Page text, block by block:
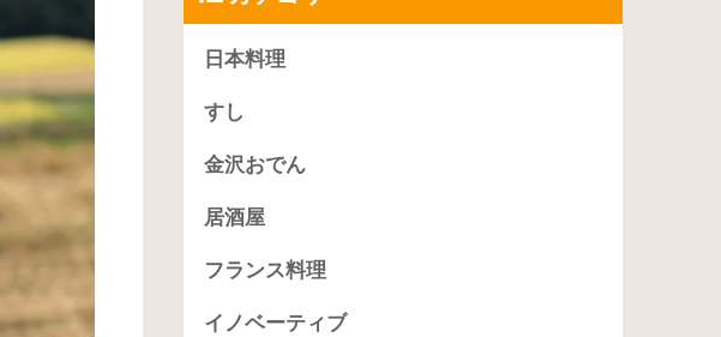
日本料理
すし
金沢おでん
居酒屋
フランス料理
イノベーティブ